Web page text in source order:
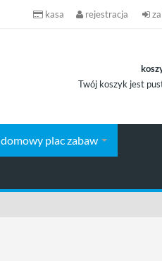
kasa rejestracja
Twój koszyk jest
domowy plac zabaw